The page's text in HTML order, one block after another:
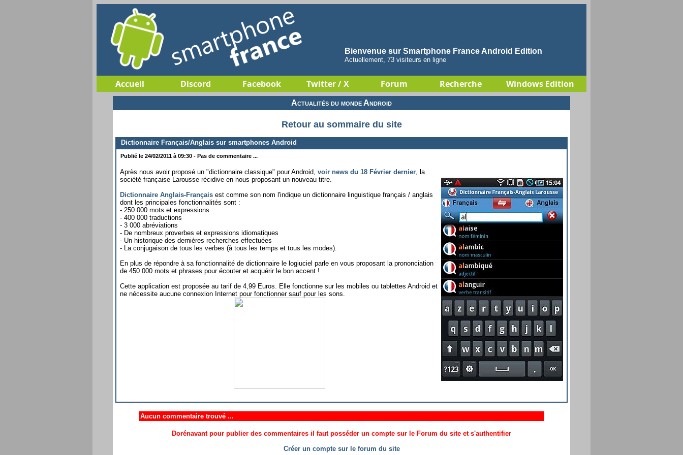
Bienvenue sur Smartphone France Android Edition
Actuellement, 73 visiteurs en ligne
Accueil Discord Facebook Twitter / X Forum Recherche Windows Edition
Actualités du monde Android
Retour au sommaire du site
Dictionnaire Français/Anglais sur smartphones Android
Publié le 24/02/2011 à 09:30 - Pas de commentaire ...
Après nous avoir proposé un "dictionnaire classique" pour Android, voir news du 18 Février dernier , la
société française Larousse récidive en nous proposant un nouveau titre.
Dictionnaire Anglais-Français est comme son nom l'indique un dictionnaire linguistique français / anglais
dont les principales fonctionnalités sont :
- 250 000 mots et expressions
- 400 000 traductions
- 3 000 abréviations
- De nombreux proverbes et expressions idiomatiques
- Un historique des dernières recherches effectuées
- La conjugaison de tous les verbes (à tous les temps et tous les modes).
En plus de répondre à sa fonctionnalité de dictionnaire le logiuciel parle en vous proposant la prononciation
de 450 000 mots et phrases pour écouter et acquérir le bon accent !
Cette application est proposée au tarif de 4,99 Euros. Elle fonctionne sur les mobiles ou tablettes Android et
ne nécessite aucune connexion Internet pour fonctionner sauf pour les sons.
Aucun commentaire trouvé ...
Dorénavant pour publier des commentaires il faut posséder un compte sur le Forum du site et s'authentifier
Créer un compte sur le forum du site